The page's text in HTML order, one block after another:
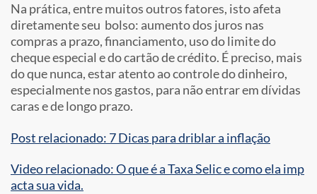
Na prática, entre muitos outros fatores, isto afeta
diretamente seu bolso: aumento dos juros nas
compras a prazo, financiamento, uso do limite do
cheque especial e do cartão de crédito. É preciso, mais
do que nunca, estar atento ao controle do dinheiro,
especialmente nos gastos, para não entrar em dívidas
caras e de longo prazo.
Post relacionado: 7 Dicas para driblar a inflação
Video relacionado: O que é a Taxa Selic e como ela imp
acta sua vida.